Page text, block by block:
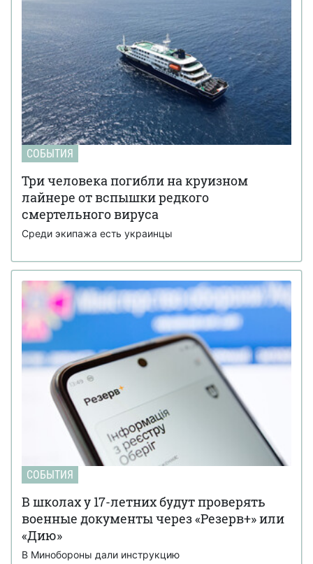
СОБЫТИЯ
Три человека погибли на круизном
лайнере от вспышки редкого
смертельного вируса
Среди экипажа есть украинцы
СОБЫТИЯ
В школах у 17-летних будут проверять
военные документы через «Резерв+» или
«Дию»
В Минобороны дали инструкцию